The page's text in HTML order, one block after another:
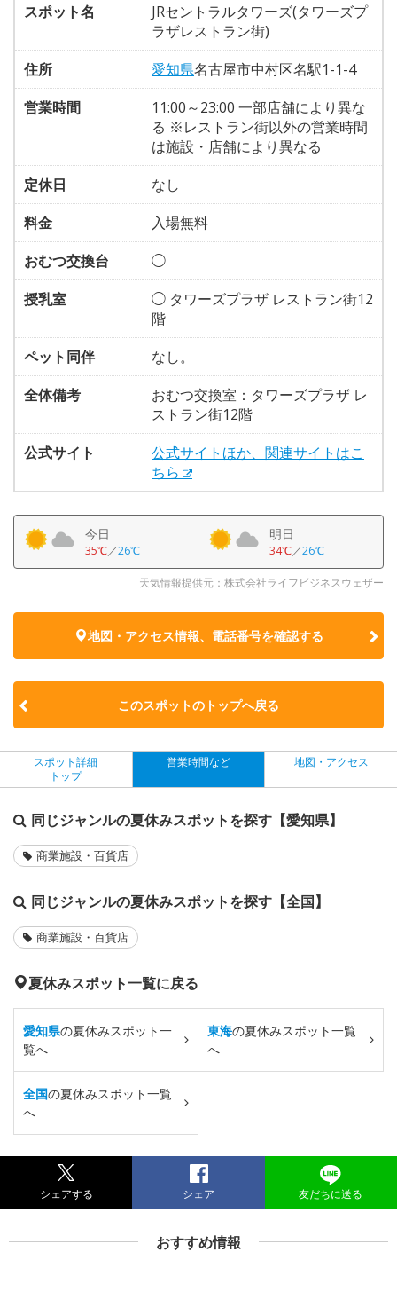
スポット名
JRセントラルタワーズ(タワーズプ
ラザレストラン街)
住所
愛知県名古屋市中村区名駅1-1-4
営業時間
11:00～23:00 一部店舗により異な
る ※レストラン街以外の営業時間
は施設・店舗により異なる
定休日
なし
料金
入場無料
おむつ交換台
◯
授乳室
◯ タワーズプラザ レストラン街12
階
ペット同伴
なし。
全体備考
おむつ交換室：タワーズプラザ レ
ストラン街12階
公式サイト
公式サイトほか、関連サイトはこ
ちら
今日
35℃／26℃
明日
34℃／26℃
天気情報提供元：株式会社ライフビジネスウェザー
地図・アクセス情報、電話番号を確認する
このスポットのトップへ戻る
スポット詳細
トップ
営業時間など 地図・アクセス
同じジャンルの夏休みスポットを探す【愛知県】
商業施設・百貨店
同じジャンルの夏休みスポットを探す【全国】
商業施設・百貨店
夏休みスポット一覧に戻る
愛知県の夏休みスポット一
覧へ
東海の夏休みスポット一覧
へ
全国の夏休みスポット一覧
へ
シェアする シェア 友だちに送る
おすすめ情報